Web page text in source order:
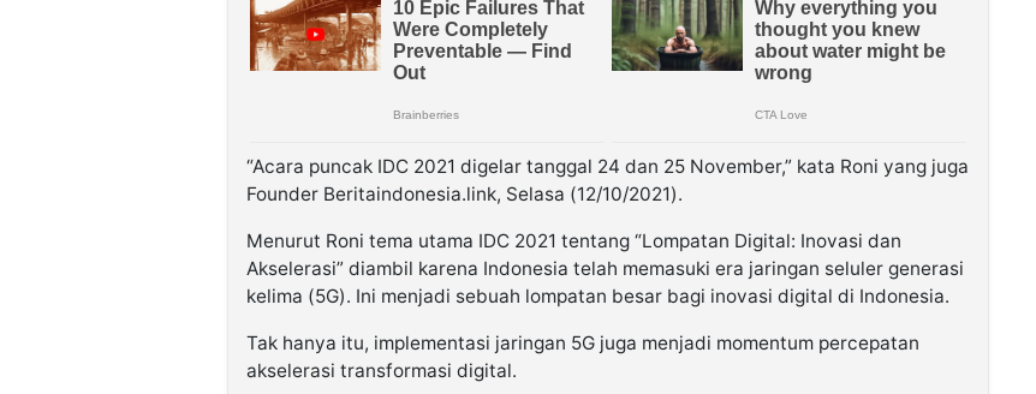
“Acara puncak IDC 2021 digelar tanggal 24 dan 25 November,” kata Roni yang juga
Founder Beritaindonesia.link, Selasa (12/10/2021).
Menurut Roni tema utama IDC 2021 tentang “Lompatan Digital: Inovasi dan
Akselerasi” diambil karena Indonesia telah memasuki era jaringan seluler generasi
kelima (5G). Ini menjadi sebuah lompatan besar bagi inovasi digital di Indonesia.
Tak hanya itu, implementasi jaringan 5G juga menjadi momentum percepatan
akselerasi transformasi digital.